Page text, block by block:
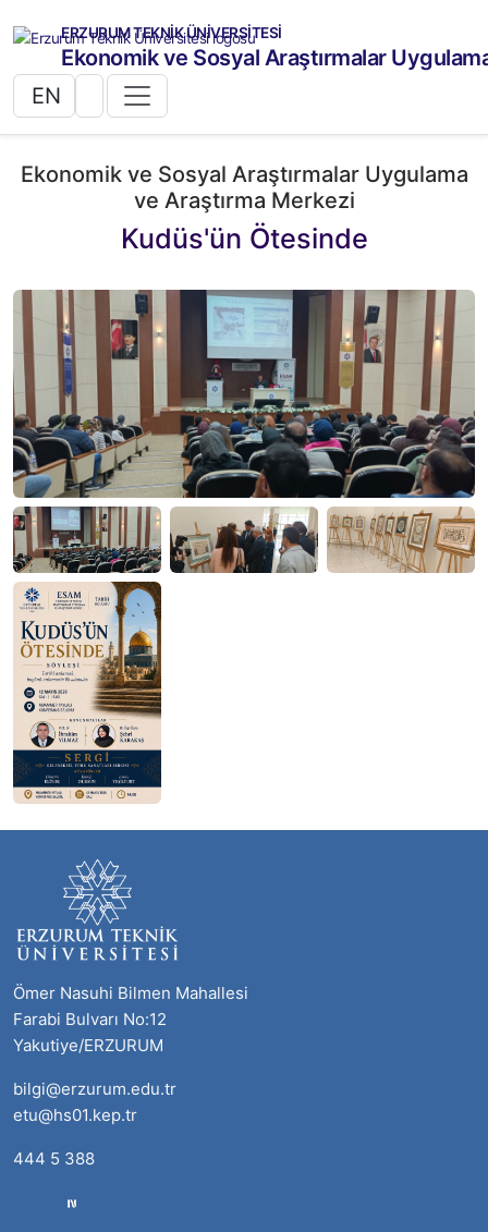
ERZURUM TEKNİK ÜNİVERSİTESİ
Ekonomik ve Sosyal Araştırmalar
EN
Ekonomik ve Sosyal Araştırmalar Uygulama
ve Araştırma Merkezi
Kudüs'ün Ötesinde
Ömer Nasuhi Bilmen Mahallesi
Farabi Bulvarı No:12
Yakutiye/ERZURUM
bilgi@erzurum.edu.tr
etu@hs01.kep.tr
444 5 388